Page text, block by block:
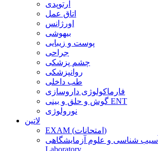
ارتوپدی
اتاق عمل
اورژانس
بیهوشی
پوست و زیبایی
جراحی
چشم پزشکی
روانپزشکی
طب داخلی
فارماکولوژی داروسازی
گوش و حلق و بینی ENT
نورولوژی
لاتین
EXAM (امتحانات)
آسیب شناسی و علوم آزمایشگاهی - Pathology &
Laboratory